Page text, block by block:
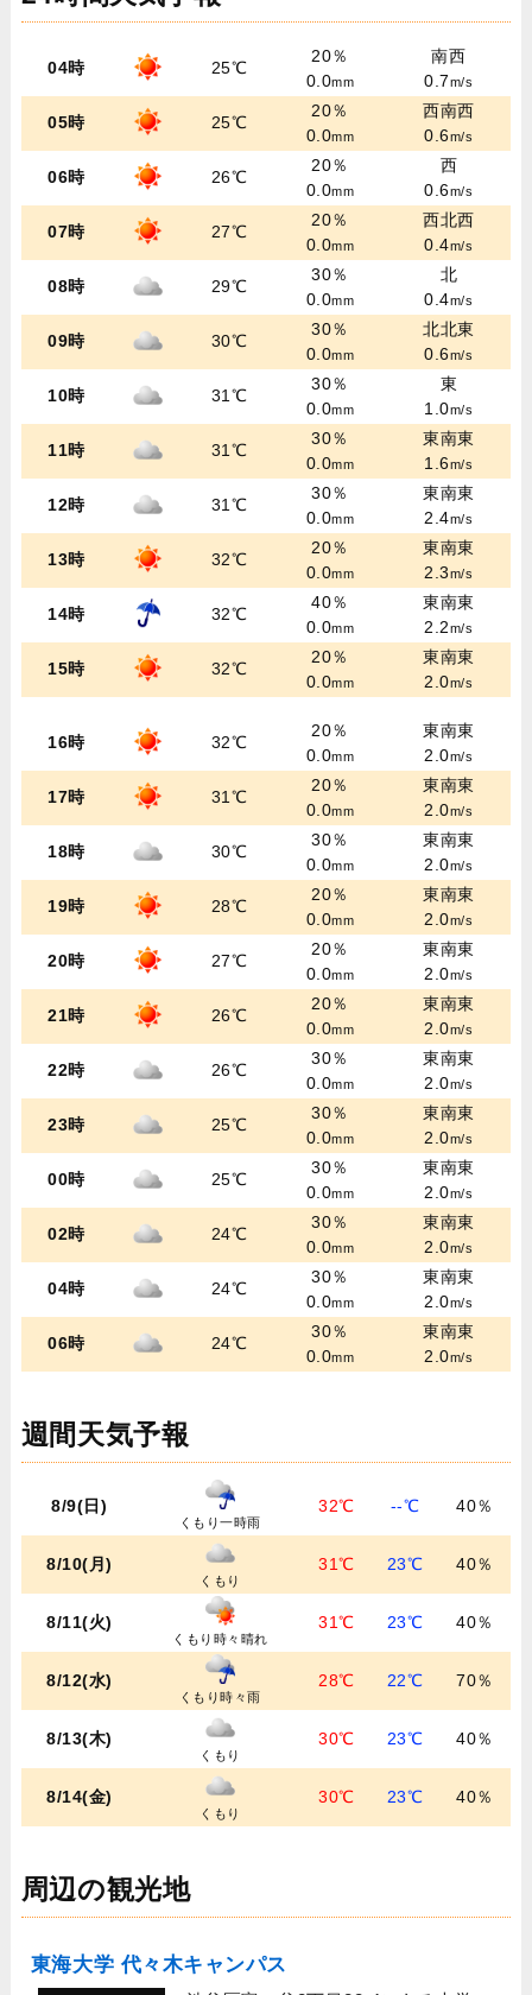
04時 25℃
20％
0.0mm
南西
0.7m/s
05時 25℃
20％
0.0mm
西南西
0.6m/s
06時 26℃
20％
0.0mm
西
0.6m/s
07時 27℃
20％
0.0mm
西北西
0.4m/s
08時 29℃
30％
0.0mm
北
0.4m/s
09時 30℃
30％
0.0mm
北北東
0.6m/s
10時 31℃
30％
0.0mm
東
1.0m/s
11時 31℃
30％
0.0mm
東南東
1.6m/s
12時 31℃
30％
0.0mm
東南東
2.4m/s
13時 32℃
20％
0.0mm
東南東
2.3m/s
14時 32℃
40％
0.0mm
東南東
2.2m/s
15時 32℃
20％
0.0mm
東南東
2.0m/s
16時 32℃
20％
0.0mm
東南東
2.0m/s
17時 31℃
20％
0.0mm
東南東
2.0m/s
18時 30℃
30％
0.0mm
東南東
2.0m/s
19時 28℃
20％
0.0mm
東南東
2.0m/s
20時 27℃
20％
0.0mm
東南東
2.0m/s
21時 26℃
20％
0.0mm
東南東
2.0m/s
22時 26℃
30％
0.0mm
東南東
2.0m/s
23時 25℃
30％
0.0mm
東南東
2.0m/s
00時 25℃
30％
0.0mm
東南東
2.0m/s
02時 24℃
30％
0.0mm
東南東
2.0m/s
04時 24℃
30％
0.0mm
東南東
2.0m/s
06時 24℃
30％
0.0mm
東南東
2.0m/s
週間天気予報
8/9(日)
くもり一時雨
32℃ --℃ 40％
8/10(月)
くもり
31℃ 23℃ 40％
8/11(火)
くもり時々晴れ
31℃ 23℃ 40％
8/12(水)
くもり時々雨
28℃ 22℃ 70％
8/13(木)
くもり
30℃ 23℃ 40％
8/14(金)
くもり
30℃ 23℃ 40％
周辺の観光地
東海大学 代々木キャンパス